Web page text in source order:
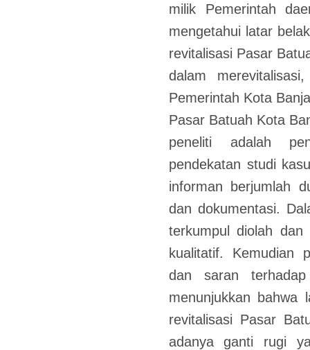
milik Pemerintah
mengetahui latar
revitalisasi Pasar
dalam
Pemerintah Kota
Pasar Batuah Kota
peneliti adalah
pendekatan studi
informan berjumlah
dan dokumentasi.
terkumpul diolah dan
kualitatif. Kemudian
dan saran
menunjukkan bahwa
revitalisasi Pasar
adanya ganti rugi